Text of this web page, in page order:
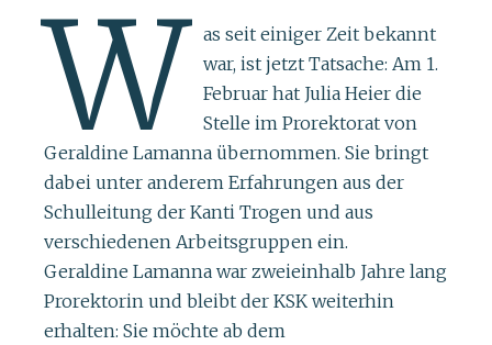
W
as seit einiger Zeit bekannt
war, ist jetzt Tatsache: Am 1.
Februar hat Julia Heier die
Stelle im Prorektorat von
Geraldine Lamanna übernommen. Sie bringt
dabei unter anderem Erfahrungen aus der
Schulleitung der Kanti Trogen und aus
verschiedenen Arbeitsgruppen ein.
Geraldine Lamanna war zweieinhalb Jahre lang
Prorektorin und bleibt der KSK weiterhin
erhalten: Sie möchte ab dem